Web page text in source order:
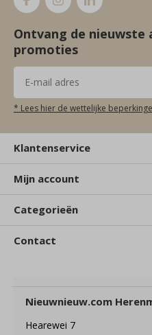
Ontvang de nieuwste
promoties
* Lees hier de wettelijke
Klantenservice
Mijn account
Categorieën
Contact
Nieuwnieuw.com
Hearewei 7